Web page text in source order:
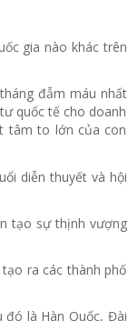
gia nào khác trên
đẫm máu nhất
quốc tế cho doanh
tâm to lớn của con
diễn thuyết và hội
tạo sự thịnh vượng
ra các thành phố
đó là Hàn Quốc, Đài